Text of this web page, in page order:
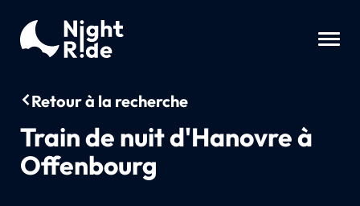
Retour à la recherche
Train de nuit d'Hanovre à
Offenbourg